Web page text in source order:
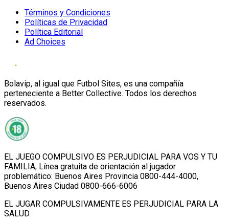
Términos y Condiciones
Políticas de Privacidad
Política Editorial
Ad Choices
Bolavip, al igual que Futbol Sites, es una compañía
perteneciente a Better Collective. Todos los derechos
reservados.
EL JUEGO COMPULSIVO ES PERJUDICIAL PARA VOS Y TU
FAMILIA, Línea gratuita de orientación al jugador
problemático: Buenos Aires Provincia 0800-444-4000,
Buenos Aires Ciudad 0800-666-6006
EL JUGAR COMPULSIVAMENTE ES PERJUDICIAL PARA LA
SALUD.